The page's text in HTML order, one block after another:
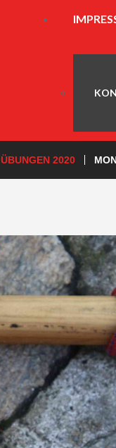
ÜBUNGEN 2020